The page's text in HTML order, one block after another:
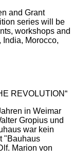
and Grant
series will be
workshops and
Morocco,
REVOLUTION“
in Weimar
Gropius und
war kein
"Bauhaus
Marion von